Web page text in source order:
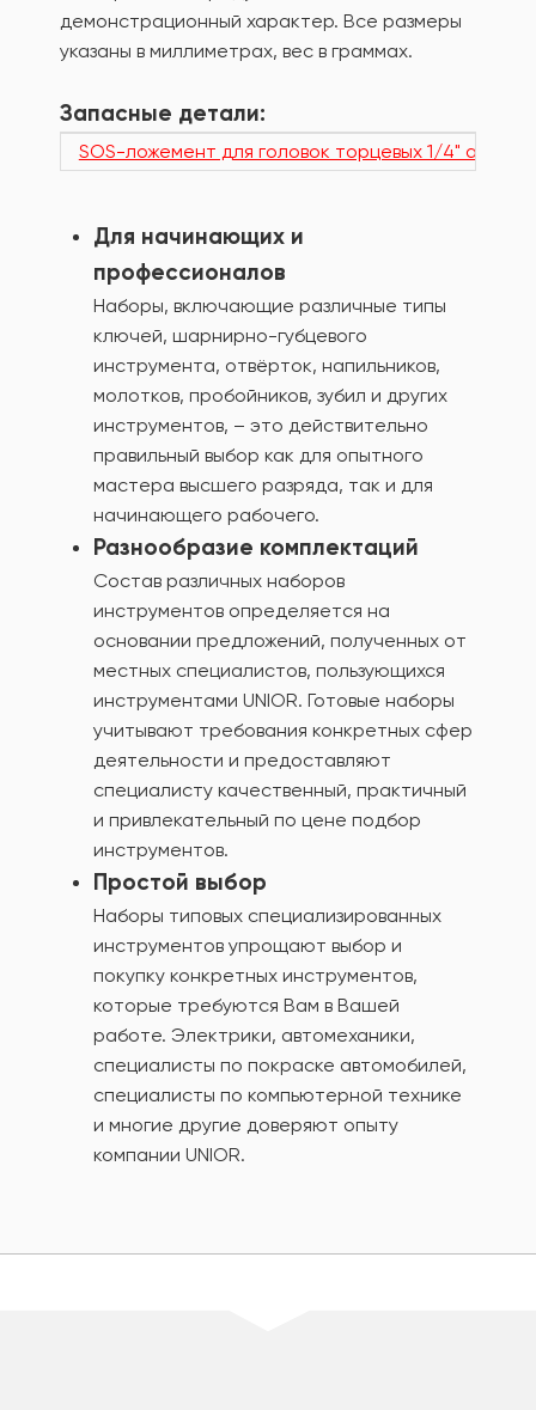
демонстрационный характер. Все размеры
указаны в миллиметрах, вес в граммах.
Запасные детали:
SOS-ложемент для головок торцевых 1/4" арт.
Для начинающих и
профессионалов
Наборы, включающие различные типы
ключей, шарнирно-губцевого
инструмента, отвёрток, напильников,
молотков, пробойников, зубил и других
инструментов, – это действительно
правильный выбор как для опытного
мастера высшего разряда, так и для
начинающего рабочего.
Разнообразие комплектаций
Состав различных наборов
инструментов определяется на
основании предложений, полученных от
местных специалистов, пользующихся
инструментами UNIOR. Готовые наборы
учитывают требования конкретных сфер
деятельности и предоставляют
специалисту качественный, практичный
и привлекательный по цене подбор
инструментов.
Простой выбор
Наборы типовых специализированных
инструментов упрощают выбор и
покупку конкретных инструментов,
которые требуются Вам в Вашей
работе. Электрики, автомеханики,
специалисты по покраске автомобилей,
специалисты по компьютерной технике
и многие другие доверяют опыту
компании UNIOR.